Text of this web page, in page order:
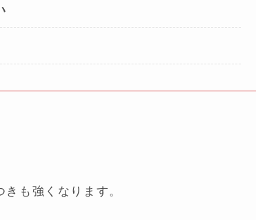
も強くなります。